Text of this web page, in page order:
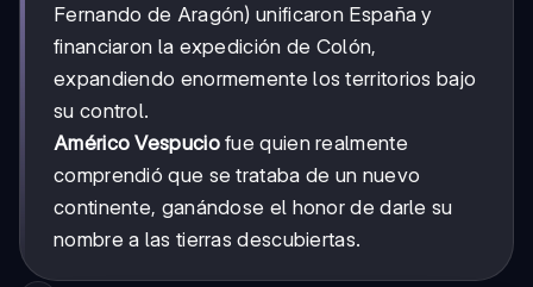
Fernando de Aragón) unificaron España y
financiaron la expedición de Colón,
expandiendo enormemente los territorios bajo
su control.
Américo Vespuciofue quien realmente
comprendió que se trataba de un nuevo
continente, ganándose el honor de darle su
nombre a las tierras descubiertas.